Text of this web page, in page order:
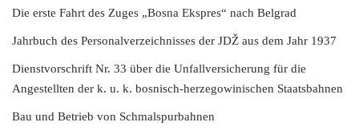
Die erste Fahrt des Zuges „Bosna Ekspres“ nach Belgrad
Jahrbuch des Personalverzeichnisses der JDŽ aus dem Jahr 1937
Dienstvorschrift Nr. 33 über die Unfallversicherung für die
Angestellten der k. u. k. bosnisch-herzegowinischen Staatsbahnen
Bau und Betrieb von Schmalspurbahnen